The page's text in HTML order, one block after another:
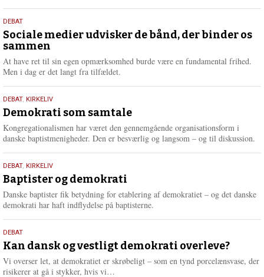
18.
maj
2026
DEBAT
Sociale medier udvisker de bånd, der binder os
sammen
At have ret til sin egen opmærksomhed burde være en fundamental frihed.
Men i dag er det langt fra tilfældet.
18.
maj
2026
DEBAT, KIRKELIV
Demokrati som samtale
Kongregationalismen har været den gennemgående organisationsform i
danske baptistmenigheder. Den er besværlig og langsom – og til diskussion.
18.
maj
2026
DEBAT, KIRKELIV
Baptister og demokrati
Danske baptister fik betydning for etablering af demokratiet – og det danske
demokrati har haft indflydelse på baptisterne.
18.
maj
2026
DEBAT
Kan dansk og vestligt demokrati overleve?
Vi overser let, at demokratiet er skrøbeligt – som en tynd porcelænsvase, der
risikerer at gå i stykker, hvis vi…